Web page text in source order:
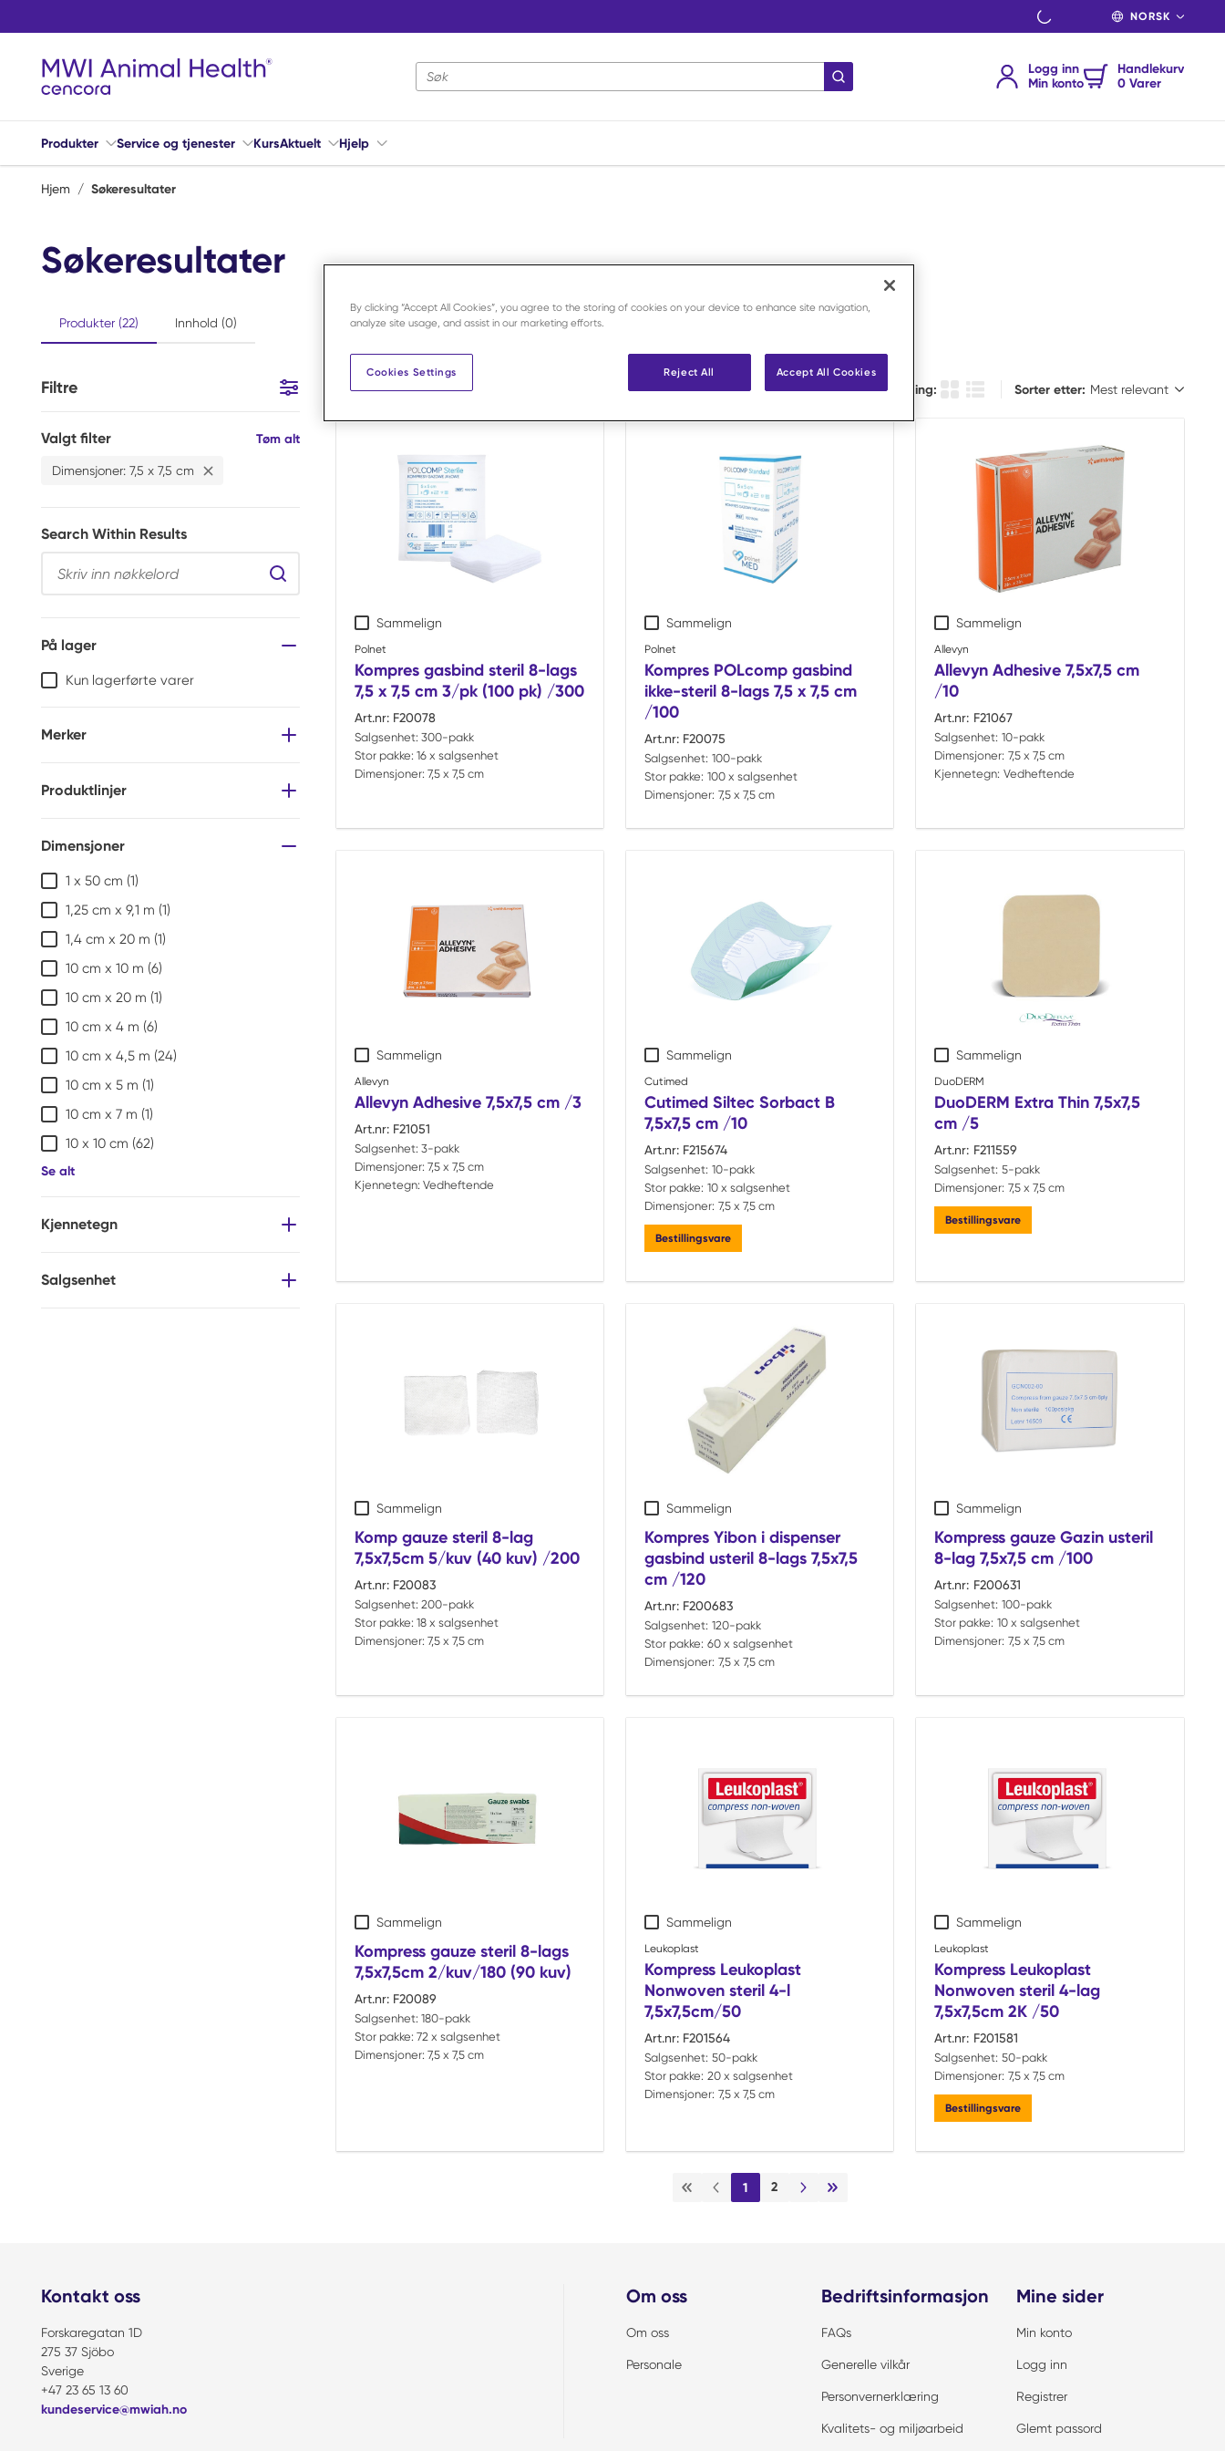
SPRÅK
Nettstedsøk
send søk
Logg inn
Min konto
Handlekurv
0 Varer
Produkter Service og tjenester KursAktuelt Hjelp
Hjem / Søkeresultater
Søkeresultater
Produkter (22) Innhold (0)
Filtre Hopp til resultater
Valgt filter Tøm altFiltre
Dimensjoner: 7,5 x 7,5 cm Slett Dimensjoner 7,5 x 7,5 cm Filtrer
Search Within Results
Search Within Results
På lager
Kun lagerførte varer
Merker
Produktlinjer
Dimensjoner
1 x 50 cm (1)
1,25 cm x 9,1 m (1)
1,4 cm x 20 m (1)
10 cm x 10 m (6)
10 cm x 20 m (1)
10 cm x 4 m (6)
10 cm x 4,5 m (24)
10 cm x 5 m (1)
10 cm x 7 m (1)
10 x 10 cm (62)
Se alt
Kjennetegn
Salgsenhet
Varer Velg visning: Produkt rutenettvisning
Produktlistevisning
Sorter etter:
Sorter etter:
Sammelign
Polnet
Kompres gasbind steril 8-lags
7,5 x 7,5 cm 3/pk (100 pk) /300
Art.nr: F20078
Salgsenhet: 300-pakk
Stor pakke: 16 x salgsenhet
Dimensjoner: 7,5 x 7,5 cm
Sammelign
Polnet
Kompres POLcomp gasbind
ikke-steril 8-lags 7,5 x 7,5 cm
/100
Art.nr: F20075
Salgsenhet: 100-pakk
Stor pakke: 100 x salgsenhet
Dimensjoner: 7,5 x 7,5 cm
Sammelign
Allevyn
Allevyn Adhesive 7,5x7,5 cm
/10
Art.nr: F21067
Salgsenhet: 10-pakk
Dimensjoner: 7,5 x 7,5 cm
Kjennetegn: Vedheftende
Sammelign
Allevyn
Allevyn Adhesive 7,5x7,5 cm /3
Art.nr: F21051
Salgsenhet: 3-pakk
Dimensjoner: 7,5 x 7,5 cm
Kjennetegn: Vedheftende
Sammelign
Cutimed
Cutimed Siltec Sorbact B
7,5x7,5 cm /10
Art.nr: F215674
Salgsenhet: 10-pakk
Stor pakke: 10 x salgsenhet
Dimensjoner: 7,5 x 7,5 cm
Bestillingsvare
Sammelign
DuoDERM
DuoDERM Extra Thin 7,5x7,5
cm /5
Art.nr: F211559
Salgsenhet: 5-pakk
Dimensjoner: 7,5 x 7,5 cm
Bestillingsvare
Sammelign
Komp gauze steril 8-lag
7,5x7,5cm 5/kuv (40 kuv) /200
Art.nr: F20083
Salgsenhet: 200-pakk
Stor pakke: 18 x salgsenhet
Dimensjoner: 7,5 x 7,5 cm
Sammelign
Kompres Yibon i dispenser
gasbind usteril 8-lags 7,5x7,5
cm /120
Art.nr: F200683
Salgsenhet: 120-pakk
Stor pakke: 60 x salgsenhet
Dimensjoner: 7,5 x 7,5 cm
Sammelign
Kompress gauze Gazin usteril
8-lag 7,5x7,5 cm /100
Art.nr: F200631
Salgsenhet: 100-pakk
Stor pakke: 10 x salgsenhet
Dimensjoner: 7,5 x 7,5 cm
Sammelign
Kompress gauze steril 8-lags
7,5x7,5cm 2/kuv/180 (90 kuv)
Art.nr: F20089
Salgsenhet: 180-pakk
Stor pakke: 72 x salgsenhet
Dimensjoner: 7,5 x 7,5 cm
Sammelign
Leukoplast
Kompress Leukoplast
Nonwoven steril 4-l
7,5x7,5cm/50
Art.nr: F201564
Salgsenhet: 50-pakk
Stor pakke: 20 x salgsenhet
Dimensjoner: 7,5 x 7,5 cm
Sammelign
Leukoplast
Kompress Leukoplast
Nonwoven steril 4-lag
7,5x7,5cm 2K /50
Art.nr: F201581
Salgsenhet: 50-pakk
Dimensjoner: 7,5 x 7,5 cm
Bestillingsvare
Første sideForrige side
1 2
Neste sideSiste side
Kontakt oss
Forskaregatan 1D
275 37 Sjöbo
Sverige
+47 23 65 13 60
kundeservice@mwiah.no
Om oss
Om oss
Personale
Bedriftsinformasjon
FAQs
Generelle vilkår
Personvernerklæring
Kvalitets- og miljøarbeid
Mine sider
Min konto
Logg inn
Registrer
Glemt passord
By clicking “Accept All Cookies”, you agree to the storing of cookies on your device to enhance site navigation,
analyze site usage, and assist in our marketing efforts.
Reject All Accept All Cookies
Cookies Settings